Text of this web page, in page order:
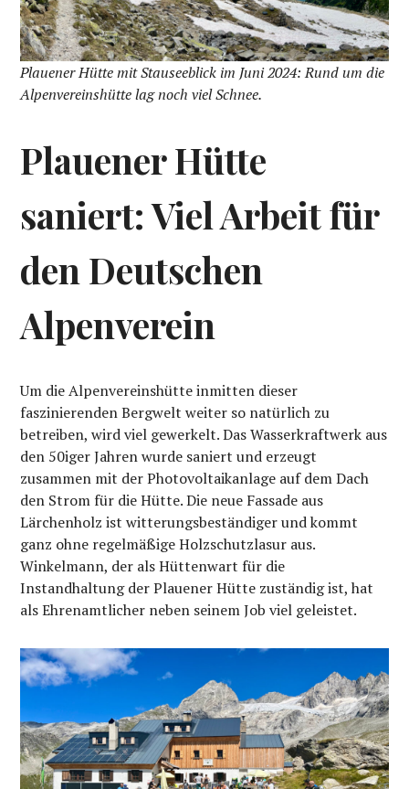
Plauener Hütte mit Stauseeblick im Juni 2024: Rund um die
Alpenvereinshütte lag noch viel Schnee.
Plauener Hütte
saniert: Viel Arbeit für
den Deutschen
Alpenverein
Um die Alpenvereinshütte inmitten dieser
faszinierenden Bergwelt weiter so natürlich zu
betreiben, wird viel gewerkelt. Das Wasserkraftwerk aus
den 50iger Jahren wurde saniert und erzeugt
zusammen mit der Photovoltaikanlage auf dem Dach
den Strom für die Hütte. Die neue Fassade aus
Lärchenholz ist witterungsbeständiger und kommt
ganz ohne regelmäßige Holzschutzlasur aus.
Winkelmann, der als Hüttenwart für die
Instandhaltung der Plauener Hütte zuständig ist, hat
als Ehrenamtlicher neben seinem Job viel geleistet.